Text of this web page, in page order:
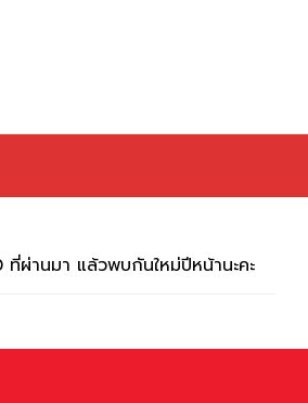
านมา แล้วพบกันใหม่ปีหน้านะคะ